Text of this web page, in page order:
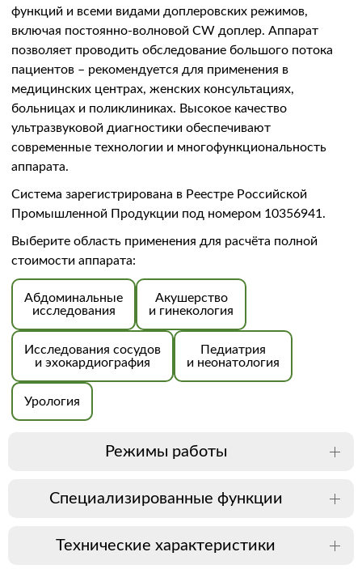
функций и всеми видами доплеровских режимов,
включая постоянно-волновой CW доплер. Аппарат
позволяет проводить обследование большого потока
пациентов – рекомендуется для применения в
медицинских центрах, женских консультациях,
больницах и поликлиниках. Высокое качество
ультразвуковой диагностики обеспечивают
современные технологии и многофункциональность
аппарата.
Система зарегистрирована в Реестре Российской
Промышленной Продукции под номером 10356941.
Выберите область применения для расчёта полной
стоимости аппарата:
Абдоминальные
исследования
Акушерство
и гинекология
Исследования сосудов
и эхокардиография
Педиатрия
и неонатология
Урология
Режимы работы
Специализированные функции
Технические характеристики